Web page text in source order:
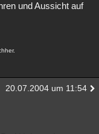
und Aussicht auf
20.07.2004 um 11:54